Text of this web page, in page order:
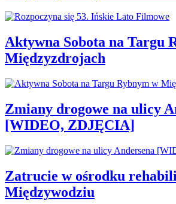
Aktywna Sobota na Targu
Międzyzdrojach
Zmiany drogowe na ulicy
[WIDEO, ZDJĘCIA]
Zatrucie w ośrodku
Międzywodziu